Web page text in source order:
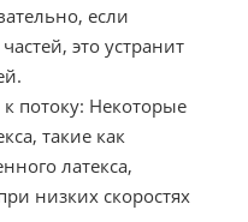
если
это устранит
потоку: Некоторые
такие как
латекса,
низких скоростях